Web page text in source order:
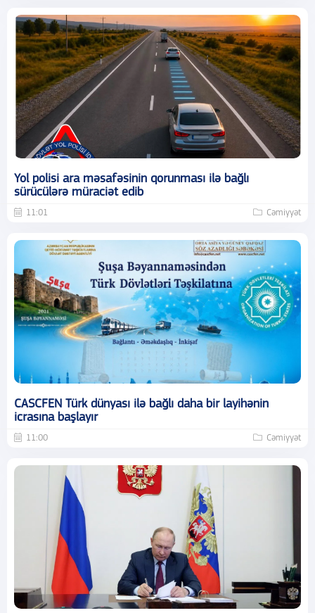
Yol polisi ara məsafəsinin qorunması ilə bağlı
sürücülərə müraciət edib
11:01 Cəmiyyət
CASCFEN Türk dünyası ilə bağlı daha bir layihənin
icrasına başlayır
11:00 Cəmiyyət